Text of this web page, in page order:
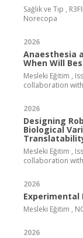
Sağlık ve Tıp ,
Norecopa
2026
Anaesthesia
When Will
Mesleki Eğitim ,
collaboration
2026
Designing
Biological
Mesleki Eğitim ,
collaboration
2026
Mesleki Eğitim ,
2026